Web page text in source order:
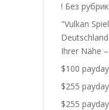
! Без
"Vulkan
Ihrer Nähe
$100
$255
$255